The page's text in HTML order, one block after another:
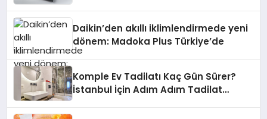
Daikin’den akıllı iklimlendirmede yeni
dönem: Madoka Plus Türkiye’de
Komple Ev Tadilatı Kaç Gün Sürer?
İstanbul İçin Adım Adım Tadilat